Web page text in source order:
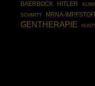
BAERBOCK
HITLER
SCHMITT
MRNA-
GENTHERAPIE